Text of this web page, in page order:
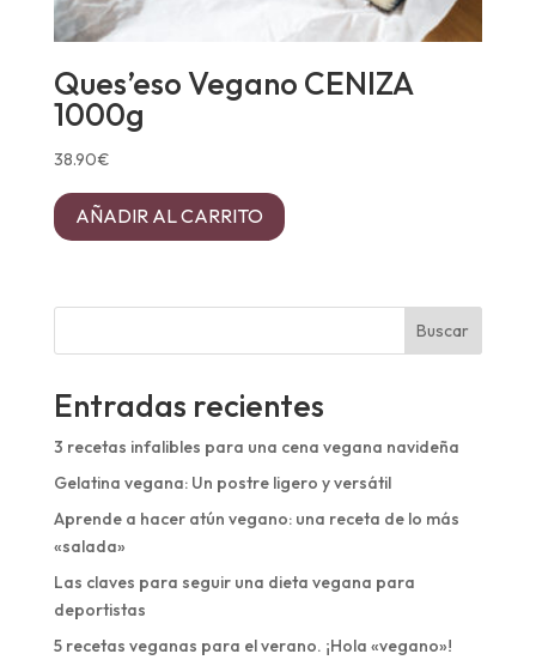
Ques’eso Vegano CENIZA
1000g
38.90€
AÑADIR AL CARRITO
Buscar
Entradas recientes
3 recetas infalibles para una cena vegana navideña
Gelatina vegana: Un postre ligero y versátil
Aprende a hacer atún vegano: una receta de lo más
«salada»
Las claves para seguir una dieta vegana para
deportistas
5 recetas veganas para el verano. ¡Hola «vegano»!